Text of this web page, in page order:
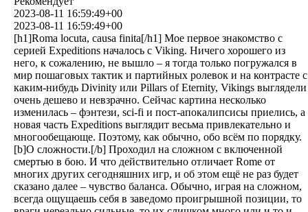
2023-08-11 16:59:49+00
2023-08-11 16:59:49+00
[h1]Roma locuta, causa finita[/h1] Мое первое знакомство с
серией Expeditions началось с Viking. Ничего хорошего из
него, к сожалению, не вышло – я тогда только погружался в
мир пошаговых тактик и партийных ролевок и на контрасте с
каким-нибудь Divinity или Pillars of Eternity, Vikings выглядели
очень дешево и невзрачно. Сейчас картина несколько
изменилась – фэнтези, sci-fi и пост-апокалипсисы приелись, а
новая часть Expeditions выглядит весьма привлекательно и
многообещающе. Поэтому, как обычно, обо всём по порядку.
[b]О сложности.[/b] Проходил на сложном с включенной
смертью в бою. И что действительно отличает Rome от
многих других сегодняшних игр, и об этом ещё не раз будет
сказано далее – чувство баланса. Обычно, играя на сложном,
всегда ощущаешь себя в заведомо проигрышной позиции, то